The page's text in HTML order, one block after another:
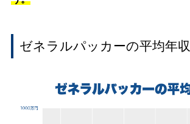
ゼネラルパッカーの平均年収